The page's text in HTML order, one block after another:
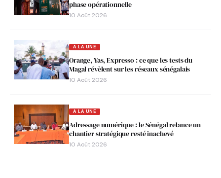
phase opérationnelle
10 Août 2026
A LA UNE
Orange, Yas, Expresso : ce que les tests du
Magal révèlent sur les réseaux sénégalais
10 Août 2026
A LA UNE
Adressage numérique : le Sénégal relance un
chantier stratégique resté inachevé
10 Août 2026